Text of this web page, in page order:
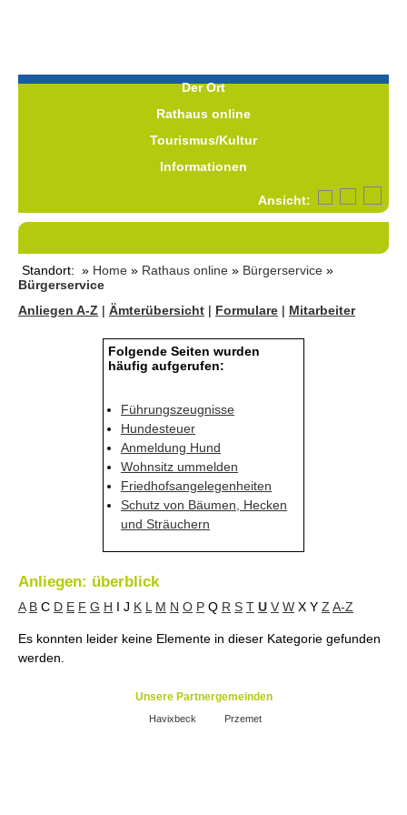
Der Ort
Rathaus online
Tourismus/Kultur
Informationen
Ansicht:
Standort: » Home » Rathaus online » Bürgerservice »
Bürgerservice
Anliegen A-Z | Ämterübersicht | Formulare | Mitarbeiter
Folgende Seiten wurden
häufig aufgerufen:
Führungszeugnisse
Hundesteuer
Anmeldung Hund
Wohnsitz ummelden
Friedhofsangelegenheiten
Schutz von Bäumen, Hecken
und Sträuchern
Anliegen: überblick
A B C D E F G H I J K L M N O P Q R S T U V W X Y Z A-Z
Es konnten leider keine Elemente in dieser Kategorie gefunden
werden.
Unsere Partnergemeinden
Havixbeck Przemet